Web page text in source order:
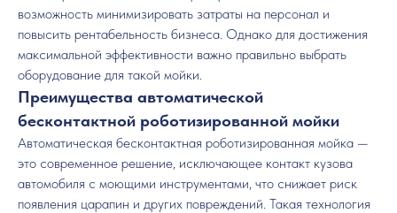
возможность минимизировать затраты на персонал и
повысить рентабельность бизнеса. Однако для достижения
максимальной эффективности важно правильно выбрать
оборудование для такой мойки.
Преимущества автоматической
бесконтактной роботизированной мойки
Автоматическая бесконтактная роботизированная мойка —
это современное решение, исключающее контакт кузова
автомобиля с моющими инструментами, что снижает риск
появления царапин и других повреждений. Такая технология